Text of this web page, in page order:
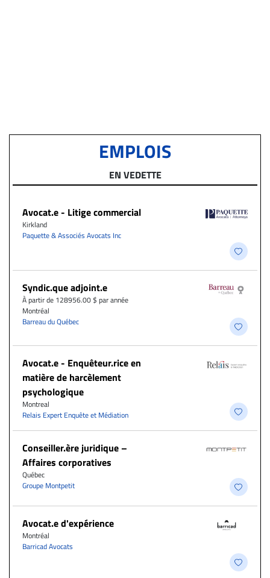
EMPLOIS
EN VEDETTE
Avocat.e - Litige commercial
Kirkland
Paquette & Associés Avocats Inc
Syndic.que adjoint.e
À partir de 128956.00 $ par année
Montréal
Barreau du Québec
Avocat.e - Enquêteur.rice en
matière de harcèlement
psychologique
Montreal
Relais Expert Enquête et Médiation
Conseiller.ère juridique –
Affaires corporatives
Québec
Groupe Montpetit
Avocat.e d'expérience
Montréal
Barricad Avocats